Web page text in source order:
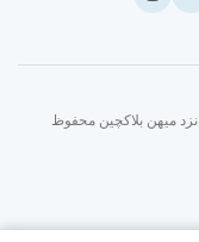
نزد میهن بلاکچین محفوظ